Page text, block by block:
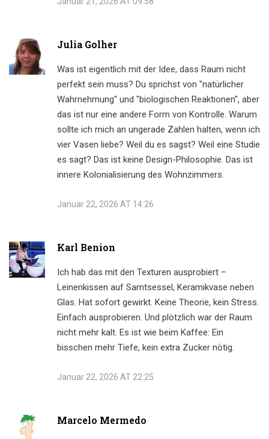
Julia Golher
Was ist eigentlich mit der Idee, dass Raum nicht
perfekt sein muss? Du sprichst von "natürlicher
Wahrnehmung" und "biologischen Reaktionen", aber
das ist nur eine andere Form von Kontrolle. Warum
sollte ich mich an ungerade Zahlen halten, wenn ich
vier Vasen liebe? Weil du es sagst? Weil eine Studie
es sagt? Das ist keine Design-Philosophie. Das ist
innere Kolonialisierung des Wohnzimmers.
Januar 22, 2026 AT 14:26
Karl Benion
Ich hab das mit den Texturen ausprobiert –
Leinenkissen auf Samtsessel, Keramikvase neben
Glas. Hat sofort gewirkt. Keine Theorie, kein Stress.
Einfach ausprobieren. Und plötzlich war der Raum
nicht mehr kalt. Es ist wie beim Kaffee: Ein
bisschen mehr Tiefe, kein extra Zucker nötig.
Januar 22, 2026 AT 22:25
Marcelo Mermedo